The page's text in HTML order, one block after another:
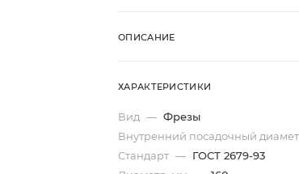
ОПИСАНИЕ
ХАРАКТЕРИСТИКИ
Вид — Фрезы
Внутренний посадочный
Стандарт — ГОСТ 2679-93